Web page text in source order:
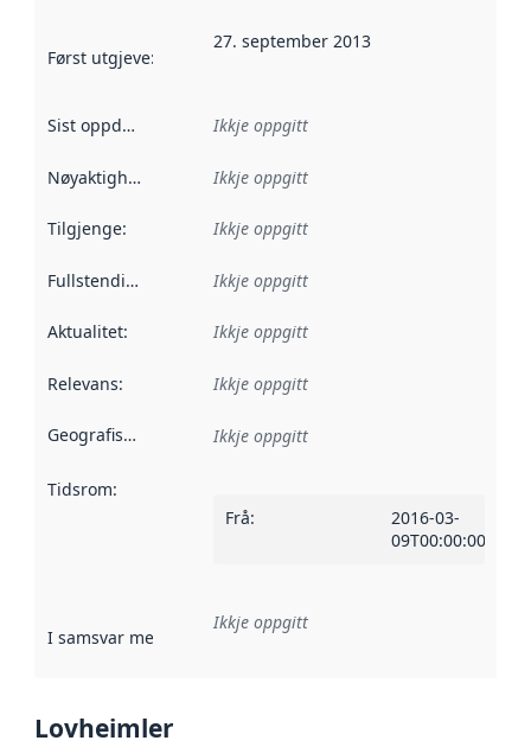
Først utgjeve: Denne datoen seier når dataa i dette
27. september 2013
Sist oppdatert Ikkje oppgitt
Nøyaktigheit Ikkje oppgitt
Tilgjenge: Ikkje oppgitt
Fullstendigheit Ikkje oppgitt
Aktualitet: Ikkje oppgitt
Relevans: Ikkje oppgitt
Geografisk område Ikkje oppgitt
Tidsrom:
Frå:
2016-03-
09T00:00:00Z
I samsvar med Referanse til ei implementeringsregel eller
Ikkje oppgitt
Lovheimler